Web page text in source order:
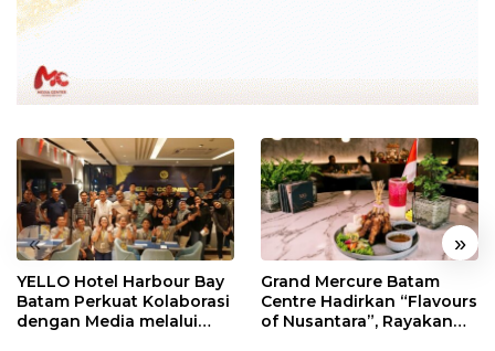
« »
YELLO Hotel Harbour Bay
Batam Perkuat Kolaborasi
dengan Media melalui
Grand Mercure Batam
Centre Hadirkan “Flavours
of Nusantara”, Rayakan